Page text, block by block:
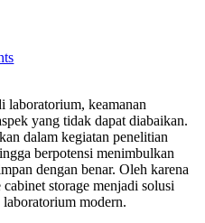
laboratorium, keamanan
yang tidak dapat diabaikan.
dalam kegiatan penelitian
berpotensi menimbulkan
dengan benar. Oleh karena
storage menjadi solusi
laboratorium modern.